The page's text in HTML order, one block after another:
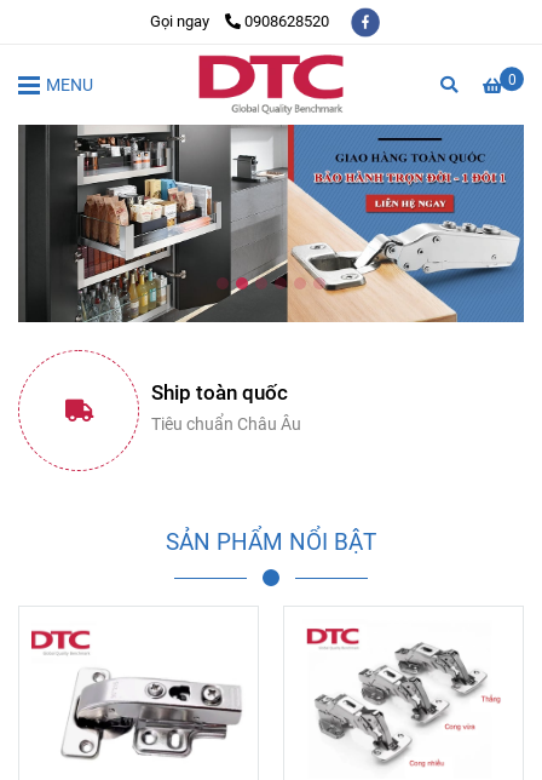
Gọi ngay 0908628520
0
MENU
Ship toàn quốc
Tiêu chuẩn Châu Âu
SẢN PHẨM NỔI BẬT